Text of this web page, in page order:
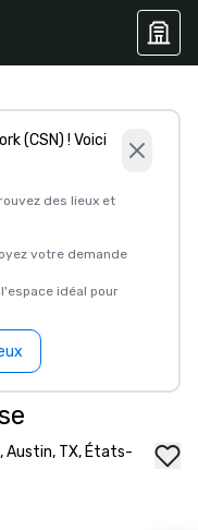
(CSN) ! Voici
des lieux et
votre demande
idéal pour
Austin, TX, États-